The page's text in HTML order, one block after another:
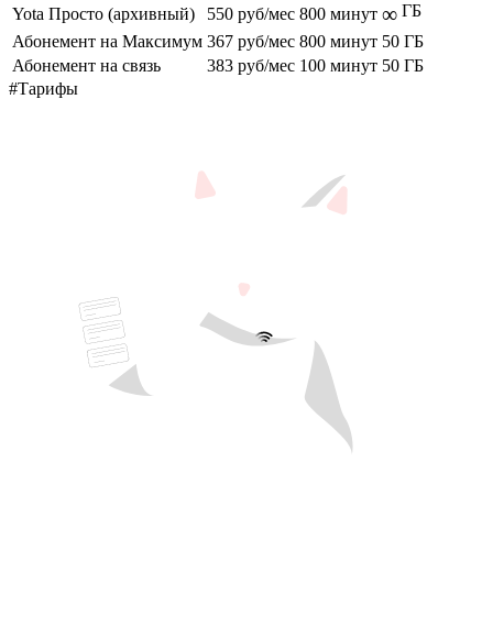
Yota Просто (архивный)
550 руб/мес 800 минут ∞ ГБ
Абонемент на Максимум 367 руб/мес 800 минут 50 ГБ
Абонемент на связь
383 руб/мес 100 минут 50 ГБ
#Тарифы